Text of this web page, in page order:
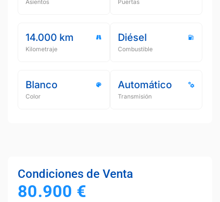
Asientos Puertas
14.000 km
Kilometraje
Diésel
Combustible
Blanco
Color
Automático
Transmisión
Condiciones de Venta
80.900 €